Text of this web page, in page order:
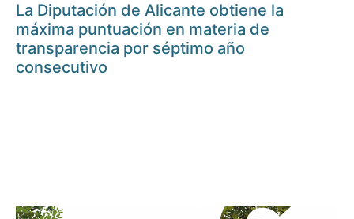
La Diputación de Alicante obtiene la
máxima puntuación en materia de
transparencia por séptimo año
consecutivo